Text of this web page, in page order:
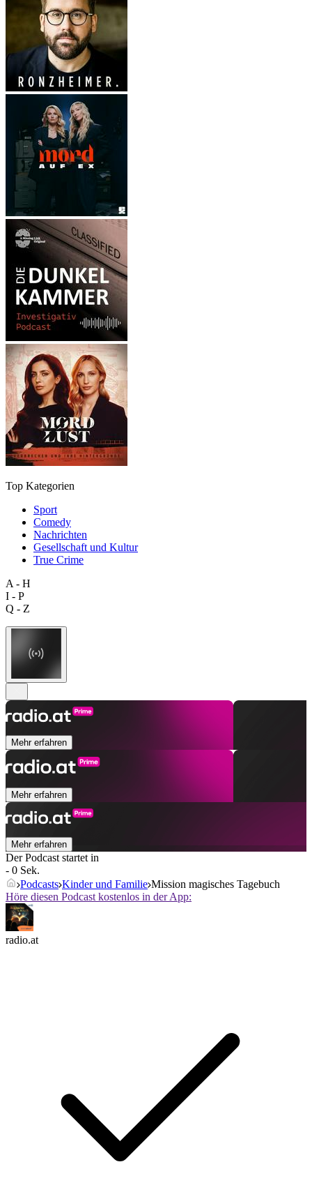
Top Kategorien
Sport
Comedy
Nachrichten
Gesellschaft und Kultur
True Crime
A - H
I - P
Q - Z
Mehr erfahren
Mehr erfahren
Mehr erfahren
Der Podcast startet in
- 0 Sek.
Podcasts Kinder und Familie Mission magisches Tagebuch
Höre diesen Podcast kostenlos in der App:
radio.at